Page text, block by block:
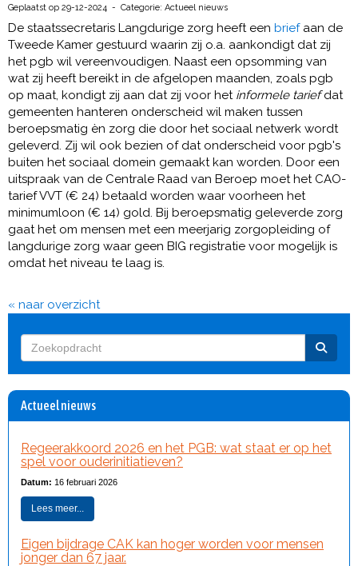
Geplaatst op 29-12-2024 - Categorie: Actueel nieuws
De staatssecretaris Langdurige zorg heeft een brief aan de
Tweede Kamer gestuurd waarin zij o.a. aankondigt dat zij
het pgb wil vereenvoudigen. Naast een opsomming van
wat zij heeft bereikt in de afgelopen maanden, zoals pgb
op maat, kondigt zij aan dat zij voor het informele tariefdat
gemeenten hanteren onderscheid wil maken tussen
beroepsmatig èn zorg die door het sociaal netwerk wordt
geleverd. Zij wil ook bezien of dat onderscheid voor pgb's
buiten het sociaal domein gemaakt kan worden. Door een
uitspraak van de Centrale Raad van Beroep moet het CAO-
tarief VVT (€ 24) betaald worden waar voorheen het
minimumloon (€ 14) gold. Bij beroepsmatig geleverde zorg
gaat het om mensen met een meerjarig zorgopleiding of
langdurige zorg waar geen BIG registratie voor mogelijk is
omdat het niveau te laag is.
« naar overzicht
Actueel nieuws
Regeerakkoord 2026 en het PGB: wat staat er op het
spel voor ouderinitiatieven?
Datum: 16 februari 2026
Lees meer...
Eigen bijdrage CAK kan hoger worden voor mensen
jonger dan 67 jaar.